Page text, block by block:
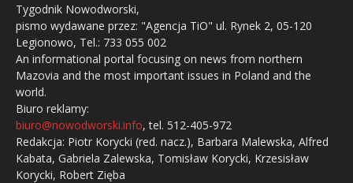
Tygodnik Nowodworski,
pismo wydawane przez: "Agencja TiO" ul. Rynek 2, 05-120
Legionowo, Tel.: 733 055 002
An informational portal focusing on news from northern
Mazovia and the most important issues in Poland and the
world.
Biuro reklamy:
biuro@nowodworski.info, tel. 512-405-972
Redakcja: Piotr Korycki (red. nacz.), Barbara Malewska, Alfred
Kabata, Gabriela Zalewska, Tomisław Korycki, Krzesisław
Korycki, Robert Zięba